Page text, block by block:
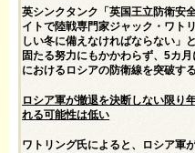
英シンクタンク「英国王立防衛安
イトで陸戦専門家ジャック・ワト
しい冬に備えなければならない」
固たる努力にもかかわらず、5カ
におけるロシアの防衛線を突破す
ロシア軍が撤退を決断しない限り
れる可能性は低い
ワトリング氏によると、ロシア軍